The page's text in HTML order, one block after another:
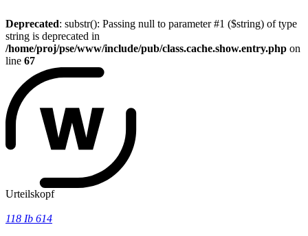
Deprecated: substr(): Passing null to parameter #1 ($string) of type
string is deprecated in
/home/proj/pse/www/include/pub/class.cache.show.entry.php on
line 67
Urteilskopf
118 Ib 614